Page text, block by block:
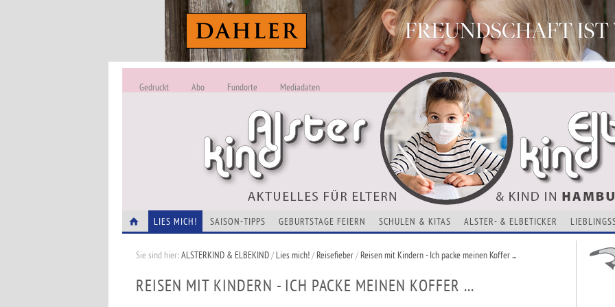
ALSTERKIND - AKTUELLES FÜR ELTERN UND KINDER
VERANSTALTUNGEN, KURSE, ADRESSEN UND THEMEN
Alles Neu - Infos zur Website
Gedruckt Abo Fundorte Mediadaten
LIES MICH! SAISON-TIPPS GEBURTSTAGE FEIERN SCHULEN & KITAS ALSTER- & ELBETICKER
Sie sind hier:ALSTERKIND & ELBEKIND/Lies mich!/Reisefieber/Reisen mit Kindern - Ich packe meinen Koffer ...
REISEN MIT KINDERN - ICH PACKE MEINEN KOFFER ...